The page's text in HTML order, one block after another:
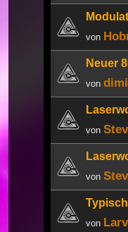
von
Neuer
von
von
von
von